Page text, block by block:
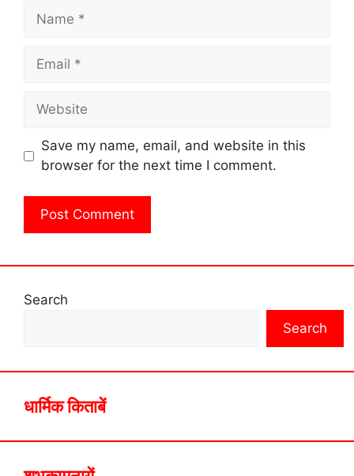
Name
Email
Website
Save my name, email, and website in this
browser for the next time I comment.
Search
Search
धार्मिक किताबें